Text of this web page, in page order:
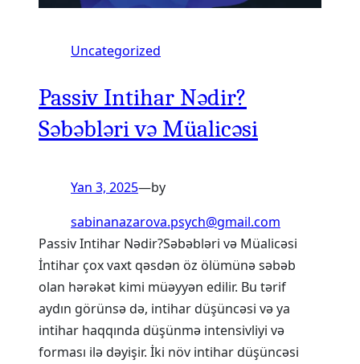
Uncategorized
Passiv Intihar Nədir?
Səbəbləri və Müalicəsi
Yan 3, 2025—by
sabinanazarova.psych@gmail.com
Passiv Intihar Nədir?Səbəbləri və Müalicəsi
İntihar çox vaxt qəsdən öz ölümünə səbəb
olan hərəkət kimi müəyyən edilir. Bu tərif
aydın görünsə də, intihar düşüncəsi və ya
intihar haqqında düşünmə intensivliyi və
forması ilə dəyişir. İki növ intihar düşüncəsi